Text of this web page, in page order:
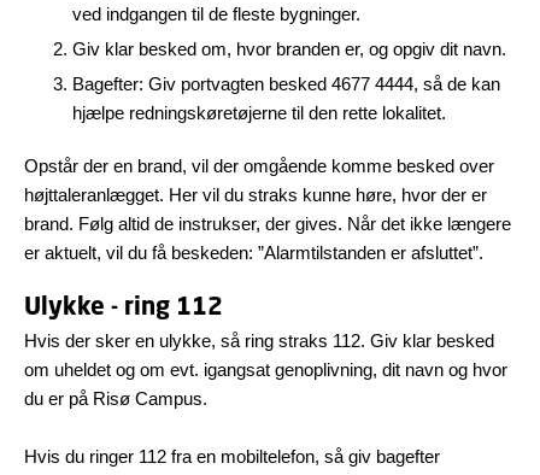
ved indgangen til de fleste bygninger.
Giv klar besked om, hvor branden er, og opgiv dit navn.
Bagefter: Giv portvagten besked 4677 4444, så de kan
hjælpe redningskøretøjerne til den rette lokalitet.
Opstår der en brand, vil der omgående komme besked over
højttaleranlægget. Her vil du straks kunne høre, hvor der er
brand. Følg altid de instrukser, der gives. Når det ikke længere
er aktuelt, vil du få beskeden: ”Alarmtilstanden er afsluttet”.
Ulykke - ring 112
Hvis der sker en ulykke, så ring straks 112. Giv klar besked
om uheldet og om evt. igangsat genoplivning, dit navn og hvor
du er på Risø Campus.
Hvis du ringer 112 fra en mobiltelefon, så giv bagefter